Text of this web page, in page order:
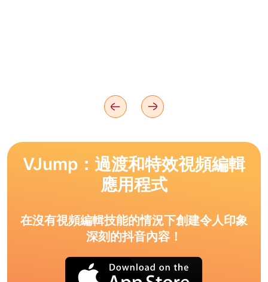
VJump：過渡和特效視頻編輯
應用程式
在沒有視頻編輯技能的情況下創建令人印象
深刻的抖音內容！